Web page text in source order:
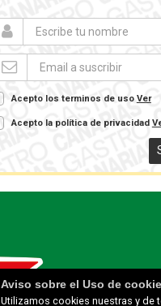
Acepto los terminos de uso Ver
Acepto la política de privacidad
Aviso sobre el Uso de
Utilizamos cookies nuestras y de